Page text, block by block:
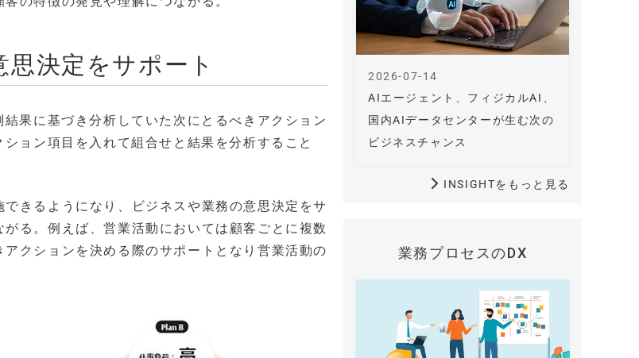
決定をサポート
果に基づき分析していた次にとるべきアクション
ョン項目を入れて組合せと結果を分析すること
きるようになり、ビジネスや業務の意思決定をサ
る。例えば、営業活動においては顧客ごとに複数
クションを決める際のサポートとなり営業活動の
AIエージェント、フィジカルAI、
国内AIデータセンターが生む次の
ビジネスチャンス
2026-07-14
INSIGHTをもっと見る
業務プロセスのDX